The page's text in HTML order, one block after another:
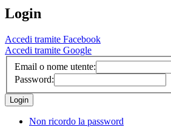
Login
Accedi tramite Facebook
Accedi tramite Google
Email o nome utente:
Password:
Non ricordo la password